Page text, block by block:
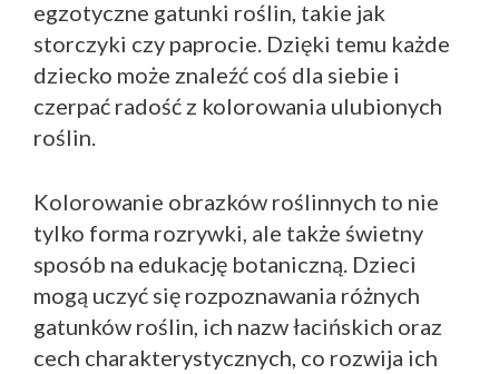
egzotyczne gatunki roślin, takie jak
storczyki czy paprocie. Dzięki temu każde
dziecko może znaleźć coś dla siebie i
czerpać radość z kolorowania ulubionych
roślin.
Kolorowanie obrazków roślinnych to nie
tylko forma rozrywki, ale także świetny
sposób na edukację botaniczną. Dzieci
mogą uczyć się rozpoznawania różnych
gatunków roślin, ich nazw łacińskich oraz
cech charakterystycznych, co rozwija ich